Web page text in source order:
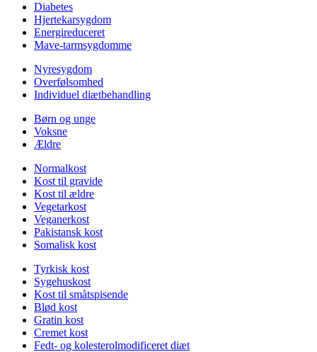
Diabetes
Hjertekarsygdom
Energireduceret
Mave-tarmsygdomme
Nyresygdom
Overfølsomhed
Individuel diætbehandling
Børn og unge
Voksne
Ældre
Normalkost
Kost til gravide
Kost til ældre
Vegetarkost
Veganerkost
Pakistansk kost
Somalisk kost
Tyrkisk kost
Sygehuskost
Kost til småtspisende
Blød kost
Gratin kost
Cremet kost
Fedt- og kolesterolmodificeret diæt